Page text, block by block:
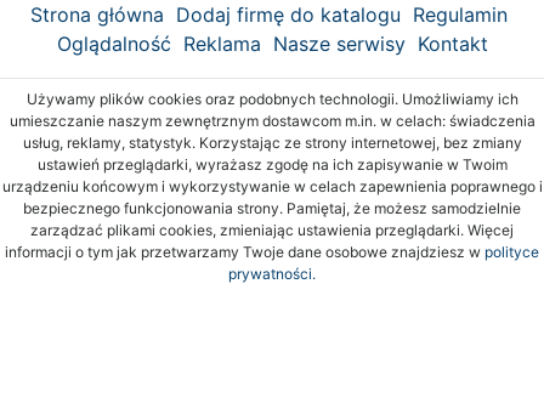
Strona główna Dodaj firmę do katalogu Regulamin
Oglądalność Reklama Nasze serwisy Kontakt
Używamy plików cookies oraz podobnych technologii. Umożliwiamy ich
umieszczanie naszym zewnętrznym dostawcom m.in. w celach: świadczenia
usług, reklamy, statystyk. Korzystając ze strony internetowej, bez zmiany
ustawień przeglądarki, wyrażasz zgodę na ich zapisywanie w Twoim
urządzeniu końcowym i wykorzystywanie w celach zapewnienia poprawnego i
bezpiecznego funkcjonowania strony. Pamiętaj, że możesz samodzielnie
zarządzać plikami cookies, zmieniając ustawienia przeglądarki. Więcej
informacji o tym jak przetwarzamy Twoje dane osobowe znajdziesz w polityce
prywatności.